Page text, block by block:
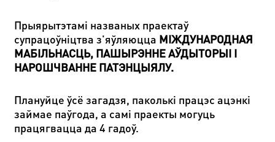
Прыярытэтамі названых праектаў
супрацоўніцтва з'яўляюцца МІЖДУНАРОДНАЯ
МАБІЛЬНАСЦЬ, ПАШЫРЭННЕ АЎДЫТОРЫІ І
НАРОШЧВАННЕ ПАТЭНЦЫЯЛУ.
Плануйце ўсё загадзя, паколькі працэс ацэнкі
займае паўгода, а самі праекты могуць
працягвацца да 4 гадоў.